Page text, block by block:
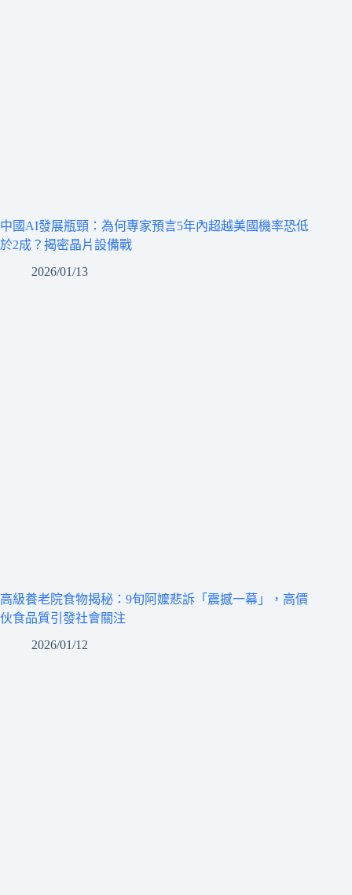
中國AI發展瓶頸：為何專家預言5年內超越美國機率恐低
於2成？揭密晶片設備戰
2026/01/13
高級養老院食物揭秘：9旬阿嬤悲訴「震撼一幕」，高價
伙食品質引發社會關注
2026/01/12